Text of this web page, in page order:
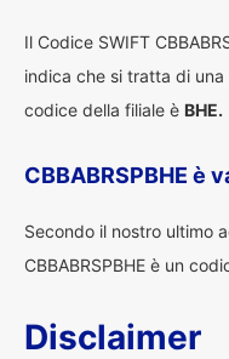
Il Codice SWIFT
indica che si tratta di una
codice della filiale è BHE.
CBBABRSPBHE è
Secondo il nostro ultimo
CBBABRSPBHE è un
Disclaimer